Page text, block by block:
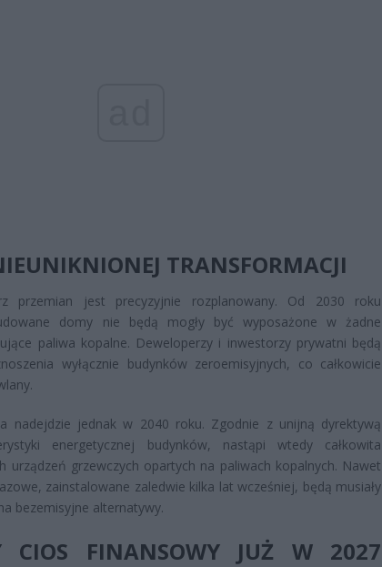
TRANSFORMACJI
przemian jest precyzyjnie rozplanowany. Od 2030 roku
domy nie będą mogły być wyposażone w żadne
paliwa kopalne. Deweloperzy i inwestorzy prywatni będą
wyłącznie budynków zeroemisyjnych, co całkowicie
nadejdzie jednak w 2040 roku. Zgodnie z unijną dyrektywą
energetycznej budynków, nastąpi wtedy całkowita
urządzeń grzewczych opartych na paliwach kopalnych. Nawet
zainstalowane zaledwie kilka lat wcześniej, będą musiały
bezemisyjne alternatywy.
CIOS FINANSOWY JUŻ W 2027